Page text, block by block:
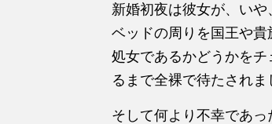
新婚初夜は彼女が、いや
ベッドの周りを国王や
処女であるかどうかを
るまで全裸で待たされま
そして何より不幸であ